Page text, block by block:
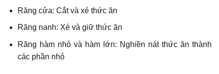
Răng cửa: Cắt và xé thức ăn
Răng nanh: Xé và giữ thức ăn
Răng hàm nhỏ và hàm lớn: Nghiền nát thức ăn thành
các phần nhỏ